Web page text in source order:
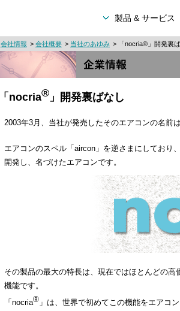
製品 & サービス
会社情報 > 会社概要 > 当社のあゆみ > 「nocria®」開発裏
「nocria®」開発裏ばなし
2003年3月、当社が発売したそのエアコンの名前
エアコンのスペル「aircon」を逆さまにしており
開発し、名づけたエアコンです。
その製品の最大の特長は、現在ではほとんどの
機能です。
「nocria®」は、世界で初めてこの機能をエアコ